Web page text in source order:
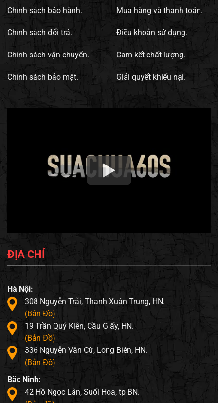
Chính sách bảo hành.
Chính sách đổi trả.
Chính sách vận chuyển.
Chính sách bảo mật.
Mua hàng và thanh toán.
Điều khoản sử dụng.
Cam kết chất lượng.
Giải quyết khiếu nại.
ĐỊA CHỈ
Hà Nội:
308 Nguyễn Trãi, Thanh Xuân Trung, HN.
(Bản Đồ)
19 Trần Quý Kiên, Cầu Giấy, HN.
(Bản Đồ)
336 Nguyễn Văn Cừ, Long Biên, HN.
(Bản Đồ)
Bắc Ninh:
42 Hồ Ngọc Lân, Suối Hoa, tp BN.